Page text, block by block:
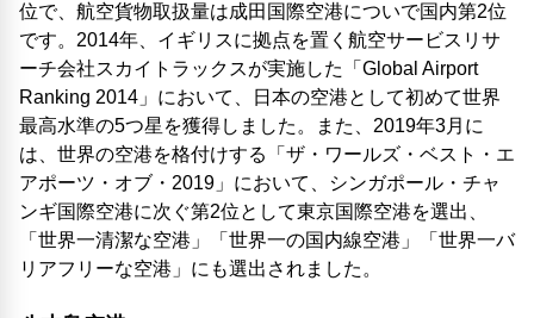
位で、航空貨物取扱量は成田国際空港についで国内第2位
です。2014年、イギリスに拠点を置く航空サービスリサ
ーチ会社スカイトラックスが実施した「Global Airport
Ranking 2014」において、日本の空港として初めて世界
最高水準の5つ星を獲得しました。また、2019年3月に
は、世界の空港を格付けする「ザ・ワールズ・ベスト・エ
アポーツ・オブ・2019」において、シンガポール・チャ
ンギ国際空港に次ぐ第2位として東京国際空港を選出、
「世界一清潔な空港」「世界一の国内線空港」「世界一バ
リアフリーな空港」にも選出されました。